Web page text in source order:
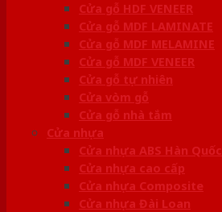
Cửa gỗ HDF VENEER
Cửa gỗ MDF LAMINATE
Cửa gỗ MDF MELAMINE
Cửa gỗ MDF VENEER
Cửa gỗ tự nhiên
Cửa vòm gỗ
Cửa gỗ nhà tắm
Cửa nhựa
Cửa nhựa ABS Hàn Quốc
Cửa nhựa cao cấp
Cửa nhựa Composite
Cửa nhựa Đài Loan